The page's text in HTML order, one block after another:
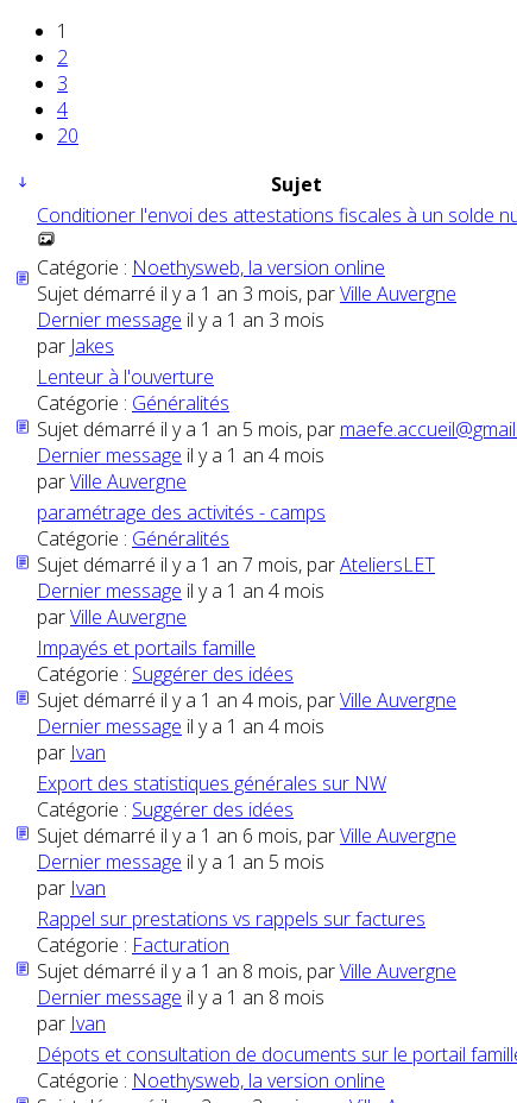
1
2
3
4
20
Sujet
Conditioner l'envoi des attestations fiscales à un solde
Catégorie : Noethysweb, la version online
Sujet démarré il y a 1 an 3 mois, parVille Auvergne
Dernier message il y a 1 an 3 mois
par Jakes
Lenteur à l'ouverture
Catégorie : Généralités
Sujet démarré il y a 1 an 5 mois, par
Dernier message il y a 1 an 4 mois
parVille Auvergne
paramétrage des activités - camps
Catégorie : Généralités
Sujet démarré il y a 1 an 7 mois, parAteliersLET
Dernier message il y a 1 an 4 mois
parVille Auvergne
Impayés et portails famille
Catégorie : Suggérer des idées
Sujet démarré il y a 1 an 4 mois, parVille Auvergne
Dernier message il y a 1 an 4 mois
par Ivan
Export des statistiques générales sur NW
Catégorie : Suggérer des idées
Sujet démarré il y a 1 an 6 mois, parVille Auvergne
Dernier message il y a 1 an 5 mois
par Ivan
Rappel sur prestations vs rappels sur factures
Catégorie : Facturation
Sujet démarré il y a 1 an 8 mois, parVille Auvergne
Dernier message il y a 1 an 8 mois
par Ivan
Dépots et consultation de documents sur le portail
Catégorie : Noethysweb, la version online